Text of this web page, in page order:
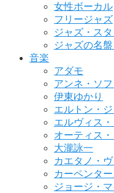
女性ボーカル
フリージャズ
ジャズ・ス
ジャズの名
音楽
アダモ
アンネ・ソ
伊東ゆかり
エルトン・
エルヴィス
オーティス
大瀧詠一
カエタノ・
カーペンタ
ジョージ・